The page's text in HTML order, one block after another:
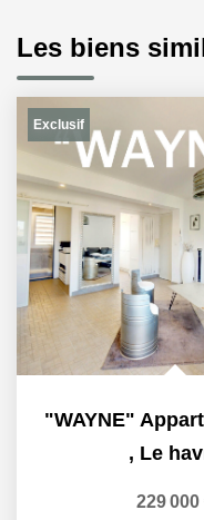
Les biens
Exclusif
, Le
229 000